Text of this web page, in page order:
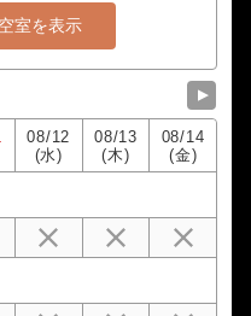
▼
08/12
(水)
08/13
(木)
08/14
(金)